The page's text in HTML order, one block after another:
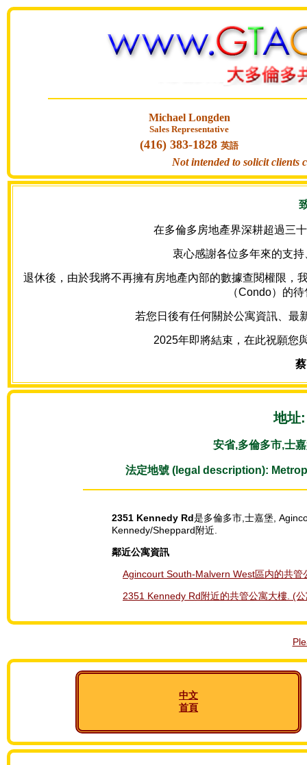
Michael Longden
Sales Representative
(416) 383-1828 英語
Not intended to solicit clients
在多倫多房地產界深耕超過三
衷心感謝各位多年來的支
退休後，由於我將不再擁有房地產內部的數據查閱權限，
（Condo）的
若您日後有任何關於公寓資訊、最
2025年即將結束，在此祝願您
地址
安省,多倫多市,士
法定地號 (legal description):
2351 Kennedy Rd是多倫多市,士嘉堡,
Kennedy/Sheppard附近.
鄰近公寓資訊
Agincourt South-Malvern West區内的共
2351 Kennedy Rd附近的共管公寓大樓. (
中文
首頁